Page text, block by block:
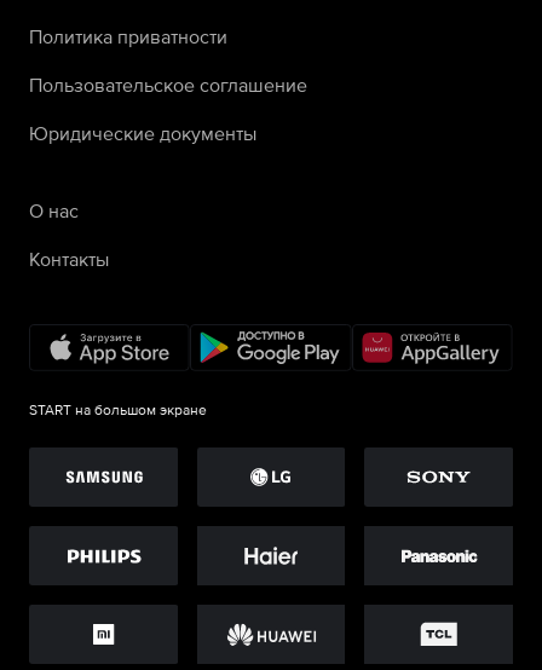
Политика приватности
Пользовательское соглашение
Юридические документы
О нас
Контакты
START на большом экране